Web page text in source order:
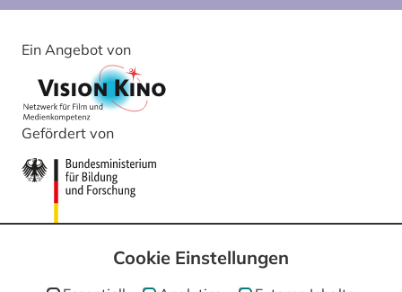
Ein Angebot von
Gefördert von
Cookie Einstellungen